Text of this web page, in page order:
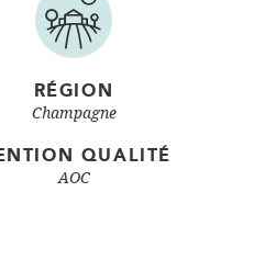
RÉGION
Champagne
QUALITÉ
AOC